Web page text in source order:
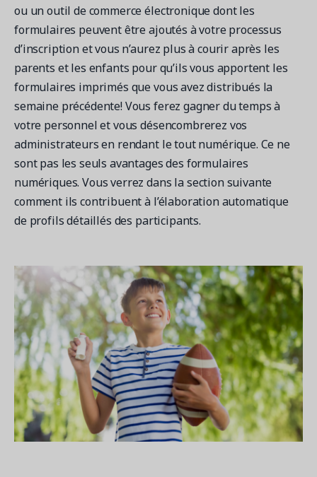
ou un outil de commerce électronique dont les
formulaires peuvent être ajoutés à votre processus
d’inscription et vous n’aurez plus à courir après les
parents et les enfants pour qu’ils vous apportent les
formulaires imprimés que vous avez distribués la
semaine précédente! Vous ferez gagner du temps à
votre personnel et vous désencombrerez vos
administrateurs en rendant le tout numérique. Ce ne
sont pas les seuls avantages des formulaires
numériques. Vous verrez dans la section suivante
comment ils contribuent à l’élaboration automatique
de profils détaillés des participants.